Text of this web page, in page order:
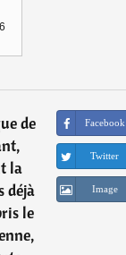
de
la
déjà
le
Facebook
Twitter
Image